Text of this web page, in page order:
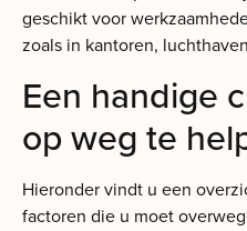
geschikt voor
zoals in kantoren,
Een handige
op weg te
Hieronder vindt u een
factoren die u moet